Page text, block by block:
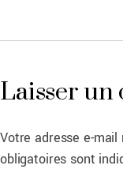
Laisser un
Votre adresse e-mail
obligatoires sont